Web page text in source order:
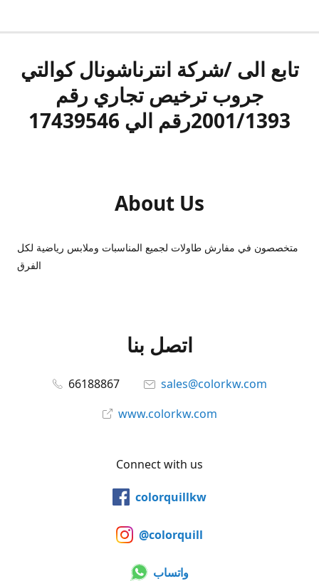
تابع الى /شركة انترناشونال كوالتي
جروب ترخيص تجاري رقم
2001/1393رقم الي 17439546
About Us
متخصصون في مفارش طاولات لجميع المناسبات وملابس رياضية لكل
الفرق
اتصل بنا
66188867
sales@colorkw.com
www.colorkw.com
Connect with us
colorquillkw
@colorquill
واتساب